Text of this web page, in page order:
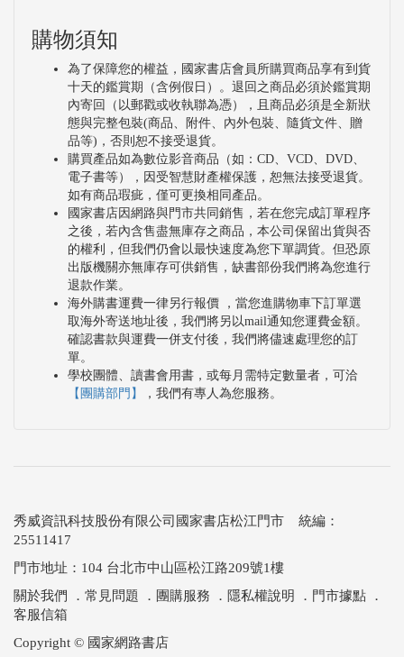
購物須知
為了保障您的權益，國家書店會員所購買商品享有到貨
十天的鑑賞期（含例假日）。退回之商品必須於鑑賞期
內寄回（以郵戳或收執聯為憑），且商品必須是全新狀
態與完整包裝(商品、附件、內外包裝、隨貨文件、贈
品等)，否則恕不接受退貨。
購買產品如為數位影音商品（如：CD、VCD、DVD、
電子書等），因受智慧財產權保護，恕無法接受退貨。
如有商品瑕疵，僅可更換相同產品。
國家書店因網路與門市共同銷售，若在您完成訂單程序
之後，若內含售盡無庫存之商品，本公司保留出貨與否
的權利，但我們仍會以最快速度為您下單調貨。但恐原
出版機關亦無庫存可供銷售，缺書部份我們將為您進行
退款作業。
海外購書運費一律另行報價 ，當您進購物車下訂單選
取海外寄送地址後，我們將另以mail通知您運費金額。
確認書款與運費一併支付後，我們將儘速處理您的訂
單。
學校團體、讀書會用書，或每月需特定數量者，可洽
【團購部門】
，我們有專人為您服務。
秀威資訊科技股份有限公司國家書店松江門市 統編：
25511417
門市地址：104 台北市中山區松江路209號1樓
關於我們
． 常見問題 ． 團購服務 ． 隱私權說明 ． 門市據點 ．
客服信箱
Copyright © 國家網路書店